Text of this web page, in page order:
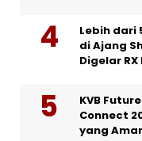
Lebih dari
di Ajang
Digelar
KVB
Connect
yang